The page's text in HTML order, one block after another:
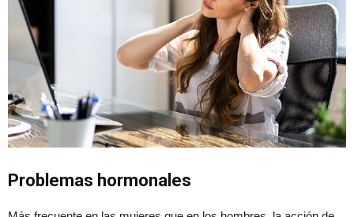
Problemas hormonales